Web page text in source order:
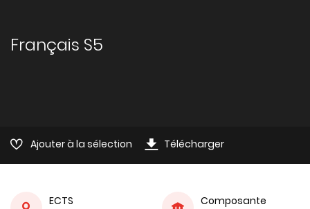
Français S5
Ajouter à la sélection Télécharger
ECTS
Composante